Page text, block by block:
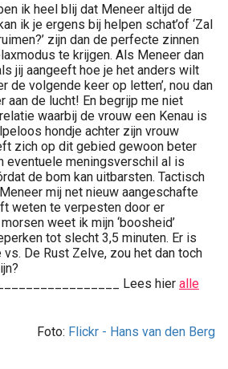
ik heel blij dat Meneer altijd de
ik je ergens bij helpen schat’of ‘Zal
zijn dan de perfecte zinnen
te krijgen. Als Meneer dan
jij aangeeft hoe je het anders wilt
de volgende keer op letten’, nou dan
aan de lucht! En begrijp me niet
waarbij de vrouw een Kenau is
hondje achter zijn vrouw
zich op dit gebied gewoon beter
eventuele meningsverschil al is
de bom kan uitbarsten. Tactisch
mij net nieuw aangeschafte
weten te verpesten door er
weet ik mijn ‘boosheid’
tot slecht 3,5 minuten. Er is
De Rust Zelve, zou het dan toch
Lees hier alle
Foto: Flickr - Hans van den Berg